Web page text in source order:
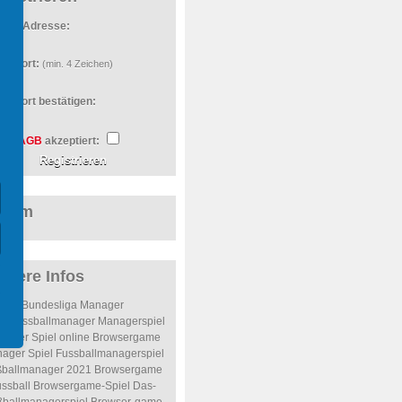
Mail-Adresse:
(min. 4 Zeichen)
bestätigen:
AGB akzeptiert:
Infos
Bundesliga Manager
Managerspiel
Spiel online Browsergame
Spiel
Fussballmanagerspiel
2021 Browsergame
Browsergame-Spiel
Das-